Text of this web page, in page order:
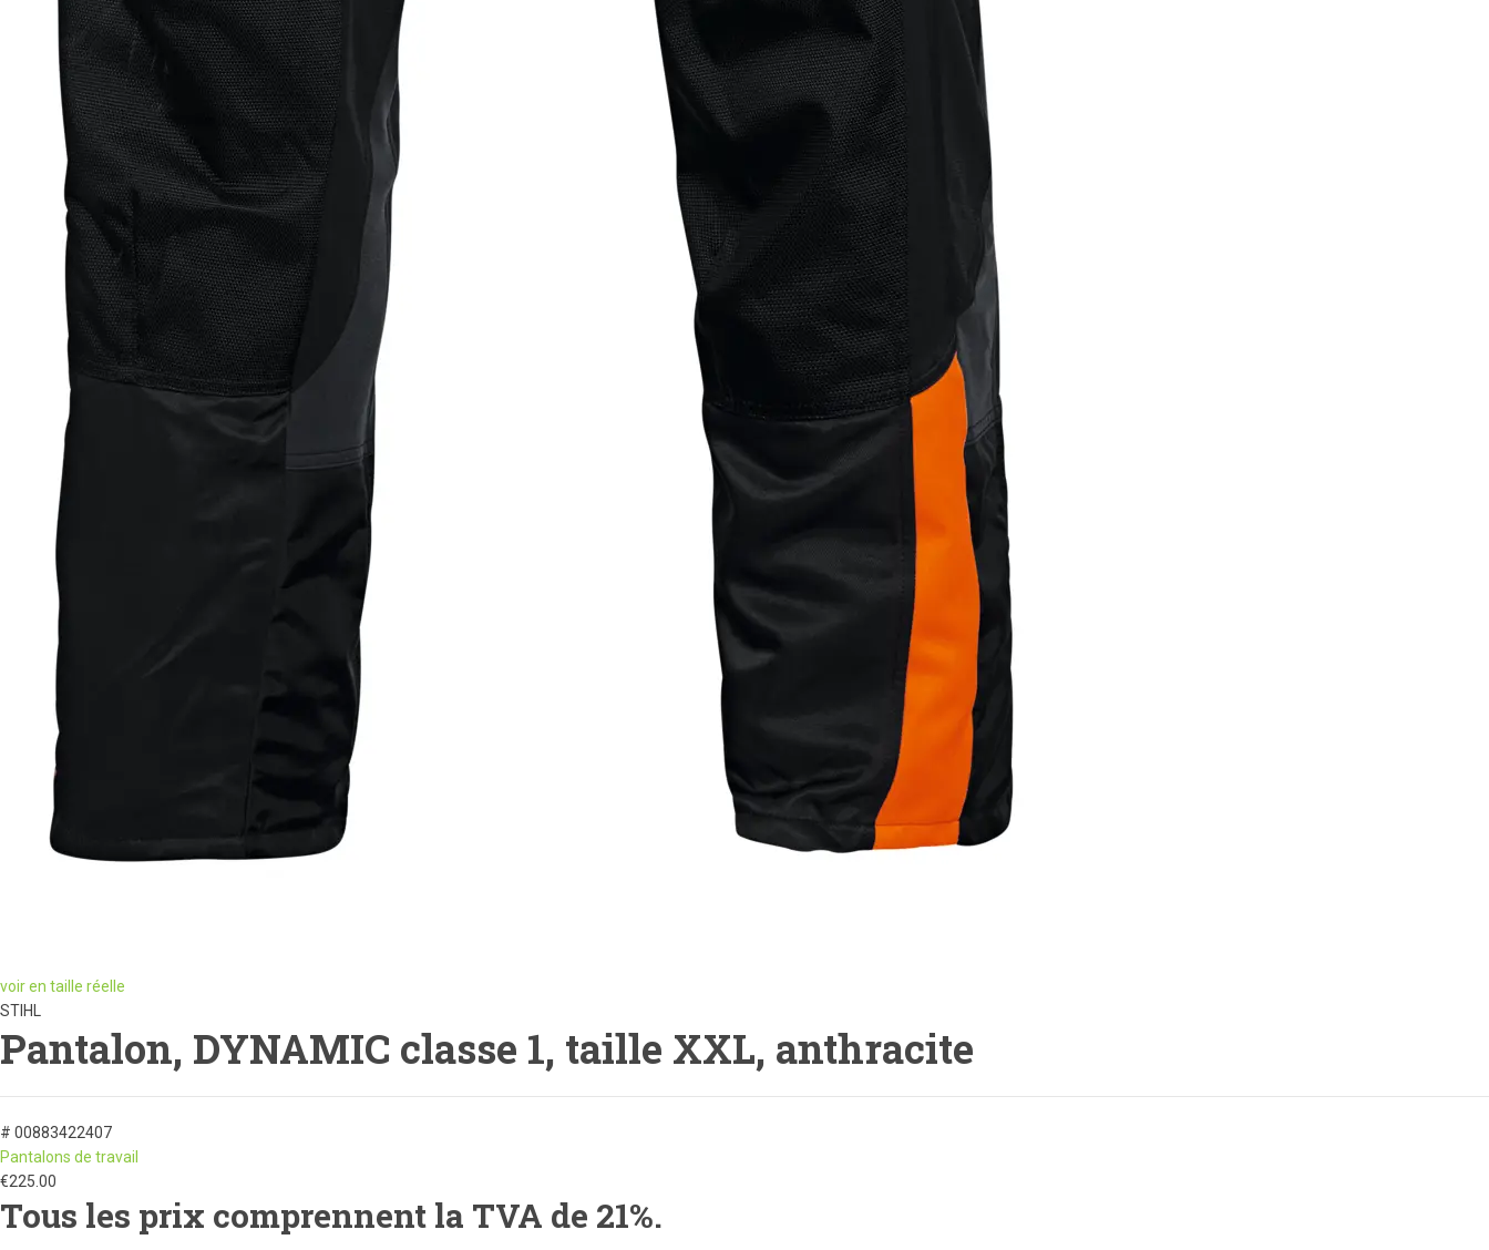
voir en taille réelle
STIHL
Pantalon, DYNAMIC classe 1, taille XXL, anthracite
# 00883422407
Pantalons de travail
€225.00
Tous les prix comprennent la TVA de 21%.